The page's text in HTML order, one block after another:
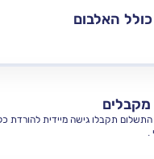
גישה מיידית להורדת כל השירים באזור